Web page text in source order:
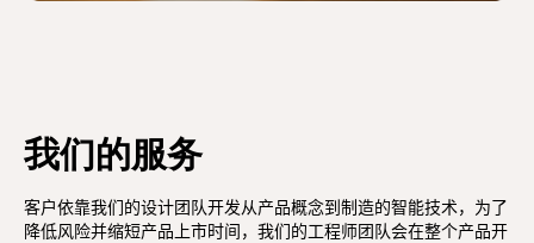
我们的服务
客户依靠我们的设计团队开发从产品概念到制造的智能技术，为了
降低风险并缩短产品上市时间，我们的工程师团队会在整个产品开